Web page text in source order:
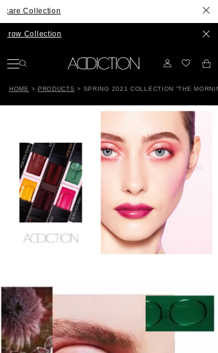
HOME > PRODUCTS > SPRING 2021 COLLECTION “THE